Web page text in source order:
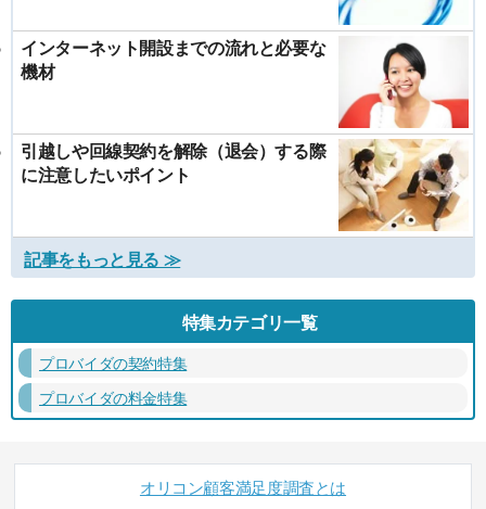
インターネット開設までの流れと必要な
機材
引越しや回線契約を解除（退会）する際
に注意したいポイント
記事をもっと見る ≫
特集カテゴリ一覧
プロバイダの契約特集
プロバイダの料金特集
オリコン顧客満足度調査とは